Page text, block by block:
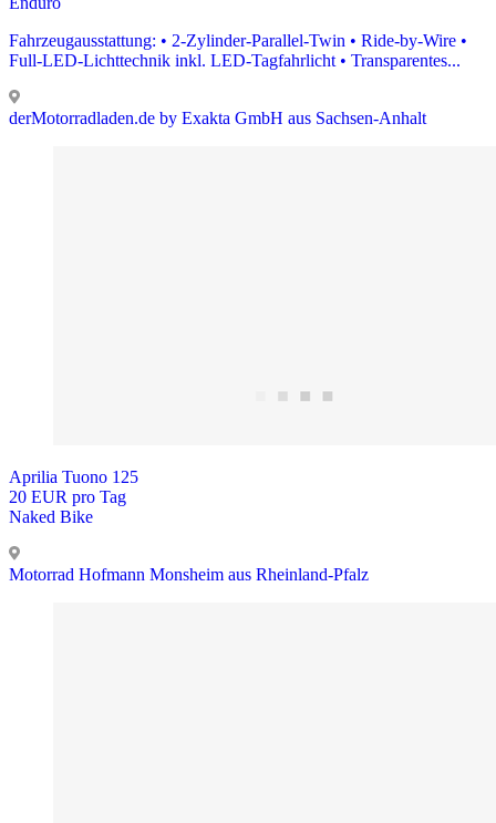
Fahrzeugausstattung: • 2-Zylinder-Parallel-Twin • Ride-by-Wire •
Full-LED-Lichttechnik inkl. LED-Tagfahrlicht • Transparentes...
derMotorradladen.de by Exakta GmbH aus Sachsen-Anhalt
Aprilia Tuono 125
20 EUR pro Tag
Naked Bike
Motorrad Hofmann Monsheim aus Rheinland-Pfalz